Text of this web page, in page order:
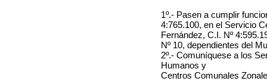
1º.- Pasen a cumplir
4:765.100, en el Servicio
Fernández, C.I. Nº
Nº 10, dependientes del
2º.- Comuníquese a los
Humanos y
Centros Comunales